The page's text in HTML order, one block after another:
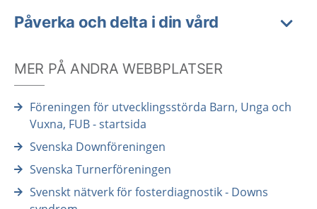
Påverka och delta i din vård
MER PÅ ANDRA WEBBPLATSER
Föreningen för utvecklingsstörda Barn, Unga och
Vuxna, FUB - startsida
Svenska Downföreningen
Svenska Turnerföreningen
Svenskt nätverk för fosterdiagnostik - Downs